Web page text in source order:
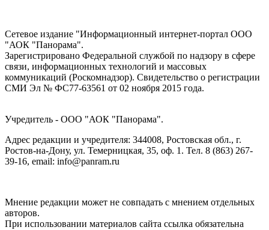
Сетевое издание "Информационный интернет-портал ООО
"АОК "Панорама".
Зарегистрировано Федеральной службой по надзору в сфере
связи, информационных технологий и массовых
коммуникаций (Роскомнадзор). Cвидетельство о регистрации
СМИ Эл № ФС77-63561 от 02 ноября 2015 года.
Учредитель - ООО "АОК "Панорама".
Адрес редакции и учредителя: 344008, Ростовская обл., г.
Ростов-на-Дону, ул. Темерницкая, 35, оф. 1. Тел. 8 (863) 267-
39-16, email: info@panram.ru
Мнение редакции может не совпадать с мнением отдельных
авторов.
При использовании материалов сайта ссылка обязательна